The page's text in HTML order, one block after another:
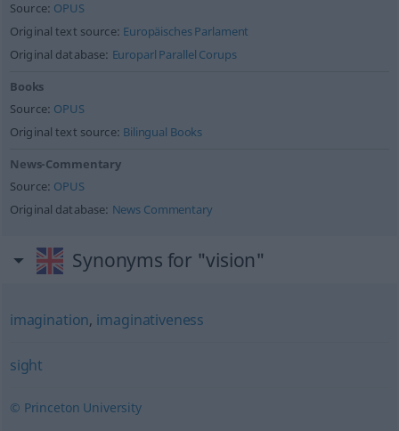
Source: OPUS
Original text source: Europäisches Parlament
Original database: Europarl Parallel Corups
Books
Source: OPUS
Original text source: Bilingual Books
News-Commentary
Source: OPUS
Original database: News Commentary
Synonyms for "vision"
imagination, imaginativeness
sight
© Princeton University